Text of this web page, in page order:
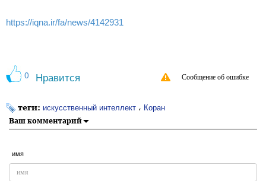
https://iqna.ir/fa/news/4142931
0 Нравится Сообщение об ошибке
теги: искусственный интеллект ، Коран
Ваш комментарий
имя